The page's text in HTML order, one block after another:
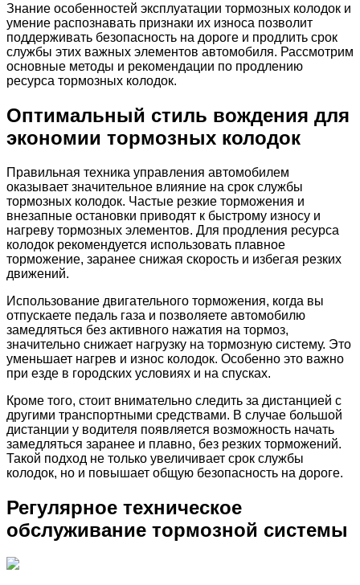
Знание особенностей эксплуатации тормозных колодок и
умение распознавать признаки их износа позволит
поддерживать безопасность на дороге и продлить срок
службы этих важных элементов автомобиля. Рассмотрим
основные методы и рекомендации по продлению
ресурса тормозных колодок.
Оптимальный стиль вождения для
экономии тормозных колодок
Правильная техника управления автомобилем
оказывает значительное влияние на срок службы
тормозных колодок. Частые резкие торможения и
внезапные остановки приводят к быстрому износу и
нагреву тормозных элементов. Для продления ресурса
колодок рекомендуется использовать плавное
торможение, заранее снижая скорость и избегая резких
движений.
Использование двигательного торможения, когда вы
отпускаете педаль газа и позволяете автомобилю
замедляться без активного нажатия на тормоз,
значительно снижает нагрузку на тормозную систему. Это
уменьшает нагрев и износ колодок. Особенно это важно
при езде в городских условиях и на спусках.
Кроме того, стоит внимательно следить за дистанцией с
другими транспортными средствами. В случае большой
дистанции у водителя появляется возможность начать
замедляться заранее и плавно, без резких торможений.
Такой подход не только увеличивает срок службы
колодок, но и повышает общую безопасность на дороге.
Регулярное техническое
обслуживание тормозной системы